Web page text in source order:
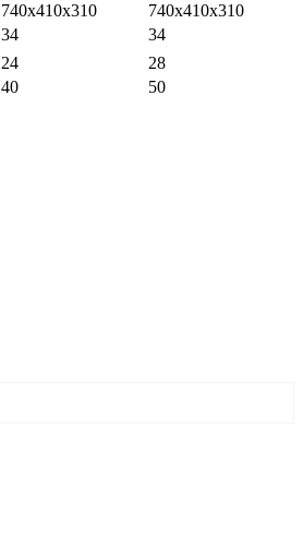
740x410x310
740x410x310
34
34
24
28
40
50